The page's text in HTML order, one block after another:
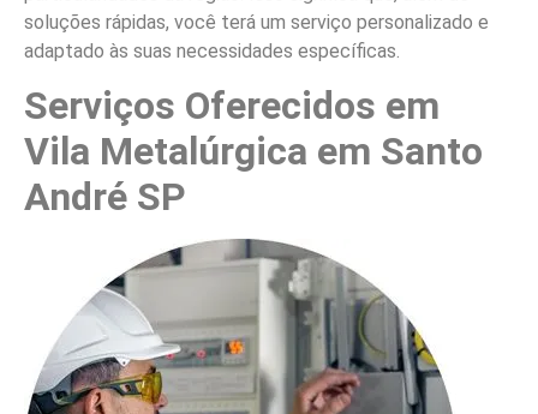
soluções rápidas, você terá um serviço personalizado e
adaptado às suas necessidades específicas.
Serviços Oferecidos em
Vila Metalúrgica em Santo
André SP